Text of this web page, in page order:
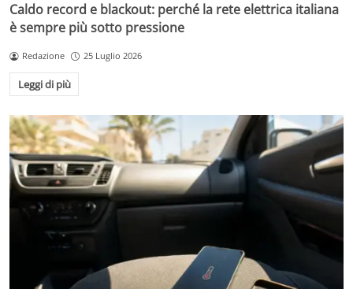
Caldo record e blackout: perché la rete elettrica italiana
è sempre più sotto pressione
Redazione 25 Luglio 2026
Leggi di più